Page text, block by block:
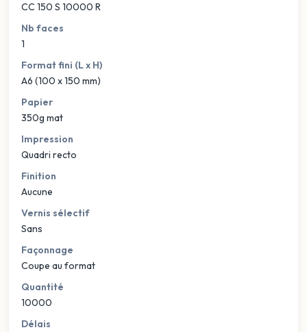
CC 150 S 10000 R
Nb faces
1
Format fini (L x H)
A6 (100 x 150 mm)
Papier
350g mat
Impression
Quadri recto
Finition
Aucune
Vernis sélectif
Sans
Façonnage
Coupe au format
Quantité
10000
Délais